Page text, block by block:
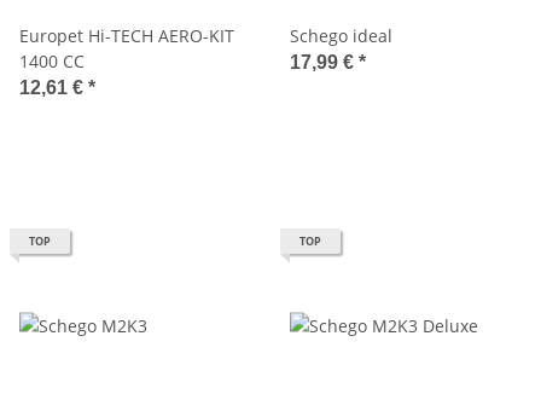
Europet Hi-TECH AERO-KIT
1400 CC
12,61 € *
Schego ideal
17,99 € *
TOP TOP